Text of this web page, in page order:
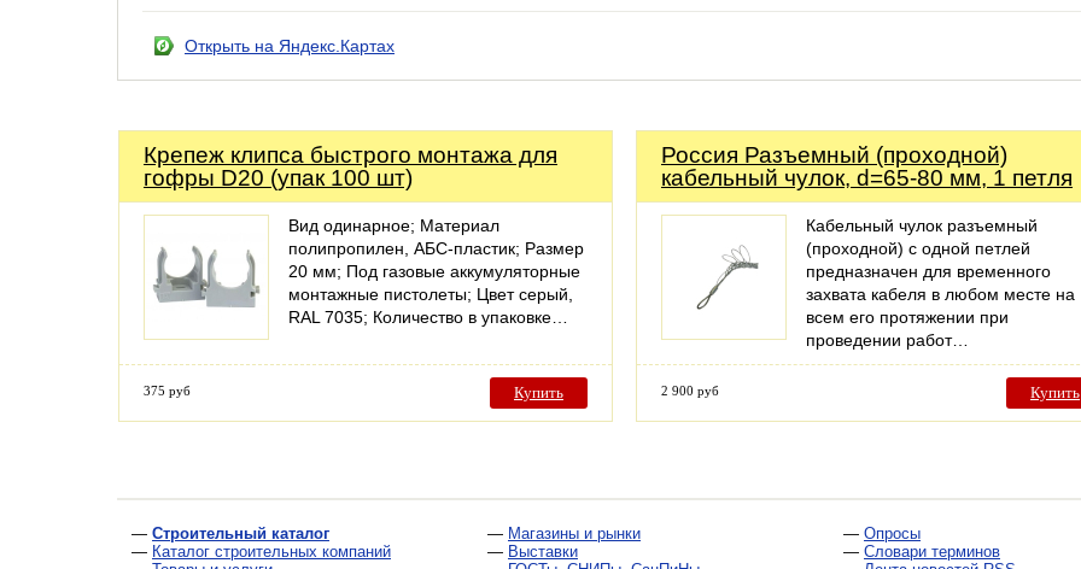
Открыть на Яндекс.Картах
Крепеж клипса быстрого монтажа для
гофры D20 (упак 100 шт)
Вид одинарное; Материал
полипропилен, АБС-пластик; Размер
20 мм; Под газовые аккумуляторные
монтажные пистолеты; Цвет серый,
RAL 7035; Количество в упаковке…
375 руб Купить
Россия Разъемный (проходной)
кабельный чулок, d=65-80 мм, 1 петля
Кабельный чулок разъемный
(проходной) с одной петлей
предназначен для временного
захвата кабеля в любом месте на
всем его протяжении при
проведении работ…
2 900 руб Купить
— Строительный каталог
— Каталог строительных компаний
— Магазины и рынки
— Выставки
— Опросы
— Словари терминов